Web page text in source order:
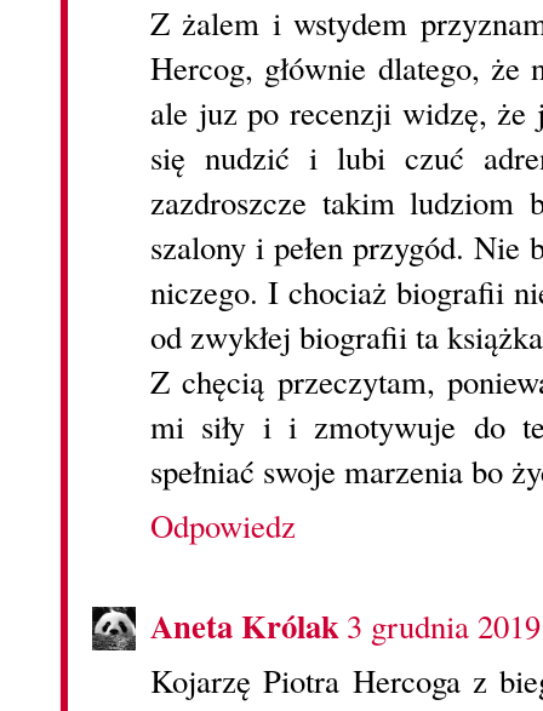
Z żalem i wstydem
Hercog, głównie dlatego, że
ale juz po recenzji widzę,
się nudzić i lubi czuć
zazdroszcze takim ludziom
szalony i pełen przygód. Nie
niczego. I chociaż biografii
od zwykłej biografii ta
Z chęcią przeczytam,
mi siły i i zmotywuje do
spełniać swoje marzenia bo
Odpowiedz
Aneta Królak3 grudnia
Kojarzę Piotra Hercoga z